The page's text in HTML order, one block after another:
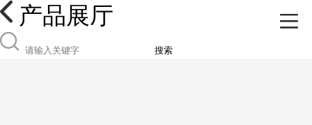
产品展厅
搜索